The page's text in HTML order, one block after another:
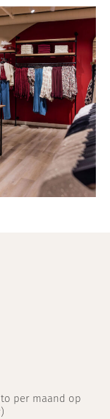
per maand op